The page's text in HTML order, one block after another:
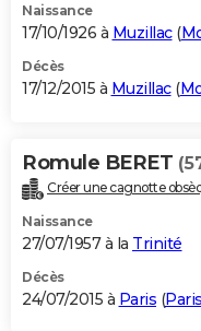
Naissance
17/10/1926 à Muzillac(
Décès
17/12/2015 à Muzillac(
Romule BERET
Créer une cagnotte
Naissance
27/07/1957 à la Trinité
Décès
24/07/2015 à Paris (Paris